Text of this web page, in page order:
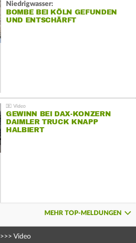
Niedrigwasser:
BOMBE BEI KÖLN GEFUNDEN
UND ENTSCHÄRFT
GEWINN BEI DAX-KONZERN
DAIMLER TRUCK KNAPP
HALBIERT
MEHR TOP-MELDUNGEN
>>> Video